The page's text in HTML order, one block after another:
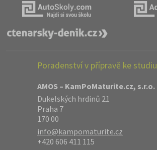
Poradenství v přípravě ke studiu
AMOS – KamPoMaturite.cz, s.r.o.
Dukelských hrdinů 21
Praha 7
170 00
info@kampomaturite.cz
+420 606 411 115